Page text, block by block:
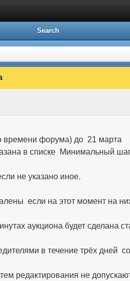
Search
времени форума) до 21 марта
в списке Минимальный
не указано иное.
если на этот момент на
аукциона будет сделана
в течение трёх дней
редактирования не